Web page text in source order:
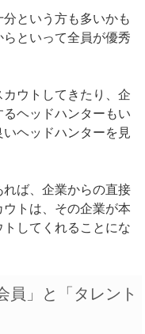
という方も多いかも
といって全員が優秀
ウトしてきたり、企
ヘッドハンターもい
ヘッドハンターを見
ば、企業からの直接
トは、その企業が本
してくれることにな
員」と「タレント